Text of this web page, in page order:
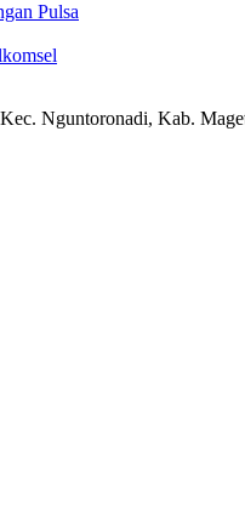
Pulsa
Nguntoronadi, Kab.